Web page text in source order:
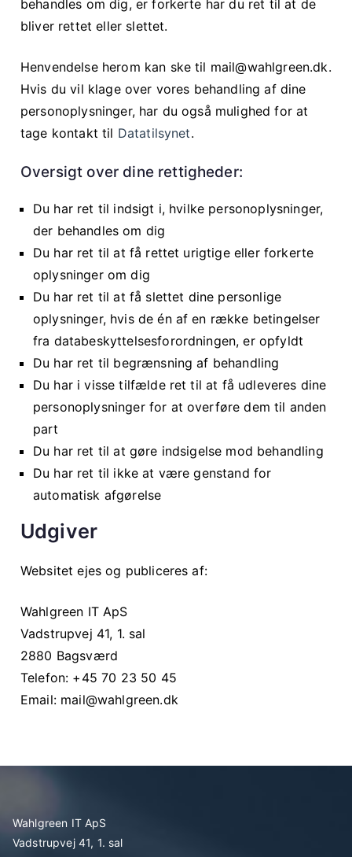
behandles om dig, er forkerte har du ret til at de
bliver rettet eller slettet.
Henvendelse herom kan ske til mail@wahlgreen.dk.
Hvis du vil klage over vores behandling af dine
personoplysninger, har du også mulighed for at
tage kontakt til Datatilsynet.
Oversigt over dine rettigheder:
Du har ret til indsigt i, hvilke personoplysninger,
der behandles om dig
Du har ret til at få rettet urigtige eller forkerte
oplysninger om dig
Du har ret til at få slettet dine personlige
oplysninger, hvis de én af en række betingelser
fra databeskyttelsesforordningen, er opfyldt
Du har ret til begrænsning af behandling
Du har i visse tilfælde ret til at få udleveres dine
personoplysninger for at overføre dem til anden
part
Du har ret til at gøre indsigelse mod behandling
Du har ret til ikke at være genstand for
automatisk afgørelse
Udgiver
Websitet ejes og publiceres af:
Wahlgreen IT ApS
Vadstrupvej 41, 1. sal
2880 Bagsværd
Telefon: +45 70 23 50 45
Email: mail@wahlgreen.dk
Wahlgreen IT ApS
Vadstrupvej 41, 1. sal